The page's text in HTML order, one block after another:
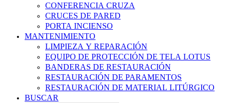
CONFERENCIA CRUZA
CRUCES DE PARED
PORTA INCIENSO
MANTENIMIENTO
LIMPIEZA Y REPARACIÓN
EQUIPO DE PROTECCIÓN DE TELA LOTUS
BANDERAS DE RESTAURACIÓN
RESTAURACIÓN DE PARAMENTOS
RESTAURACIÓN DE MATERIAL LITÚRGICO
BUSCAR